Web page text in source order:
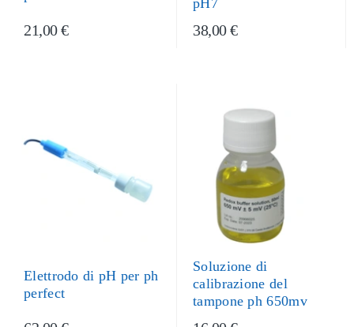
21,00 €
pH7
38,00 €
Elettrodo di pH per ph
perfect
Soluzione di
calibrazione del
tampone ph 650mv